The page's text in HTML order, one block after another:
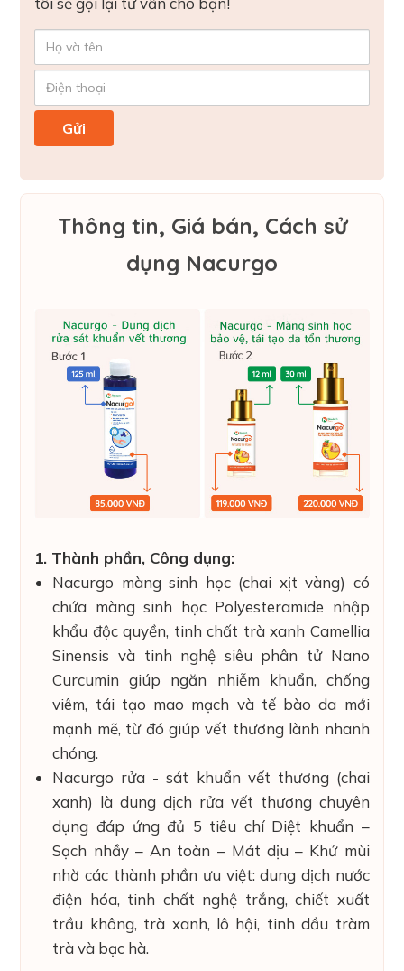
Thông tin, Giá bán, Cách sử
dụng Nacurgo
1. Thành phần, Công dụng:
Nacurgo màng sinh học (chai xịt vàng) có
chứa màng sinh học Polyesteramide nhập
khẩu độc quyền, tinh chất trà xanh Camellia
Sinensis và tinh nghệ siêu phân tử Nano
Curcumin giúp ngăn nhiễm khuẩn, chống
viêm, tái tạo mao mạch và tế bào da mới
mạnh mẽ, từ đó giúp vết thương lành nhanh
chóng.
Nacurgo rửa - sát khuẩn vết thương (chai
xanh) là dung dịch rửa vết thương chuyên
dụng đáp ứng đủ 5 tiêu chí Diệt khuẩn –
Sạch nhầy – An toàn – Mát dịu – Khử mùi
nhờ các thành phần ưu việt: dung dịch nước
điện hóa, tinh chất nghệ trắng, chiết xuất
trầu không, trà xanh, lô hội, tinh dầu tràm
trà và bạc hà.